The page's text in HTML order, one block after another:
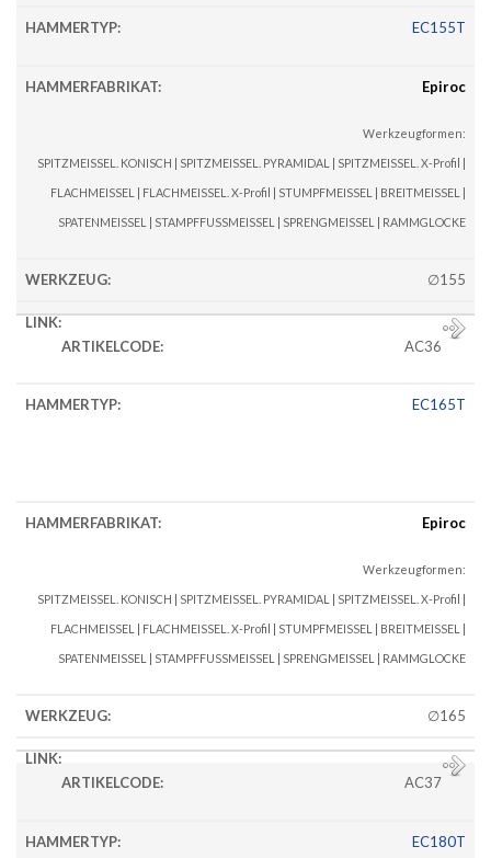
EC155T
Epiroc
Werkzeugformen:
SPITZMEISSEL. KONISCH | SPITZMEISSEL. PYRAMIDAL | SPITZMEISSEL. X-Profil |
FLACHMEISSEL | FLACHMEISSEL. X-Profil | STUMPFMEISSEL | BREITMEISSEL |
SPATENMEISSEL | STAMPFFUSSMEISSEL | SPRENGMEISSEL | RAMMGLOCKE
∅155
AC36
EC165T
Epiroc
Werkzeugformen:
SPITZMEISSEL. KONISCH | SPITZMEISSEL. PYRAMIDAL | SPITZMEISSEL. X-Profil |
FLACHMEISSEL | FLACHMEISSEL. X-Profil | STUMPFMEISSEL | BREITMEISSEL |
SPATENMEISSEL | STAMPFFUSSMEISSEL | SPRENGMEISSEL | RAMMGLOCKE
∅165
AC37
EC180T